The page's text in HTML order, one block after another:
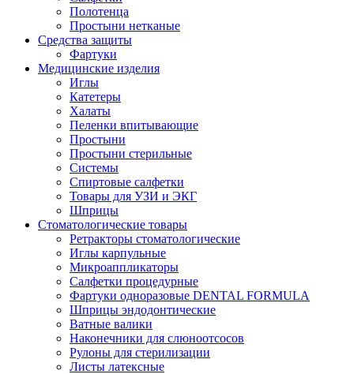
Полотенца
Простыни нетканые
Средства защиты
Фартуки
Медицинские изделия
Иглы
Катетеры
Халаты
Пеленки впитывающие
Простыни
Простыни стерильные
Системы
Спиртовые салфетки
Товары для УЗИ и ЭКГ
Шприцы
Стоматологические товары
Ретракторы стоматологические
Иглы карпульные
Микроаппликаторы
Салфетки процедурные
Фартуки одноразовые DENTAL FORMULA
Шприцы эндодонтические
Ватные валики
Наконечники для слюноотсосов
Рулоны для стерилизации
Листы латексные